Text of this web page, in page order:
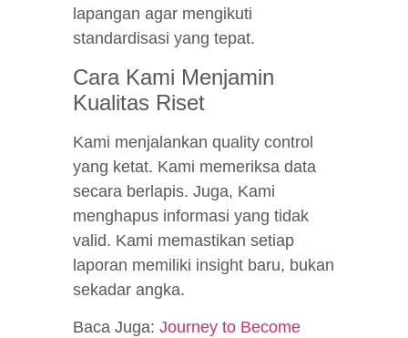
lapangan agar mengikuti
standardisasi yang tepat.
Cara Kami Menjamin
Kualitas Riset
Kami menjalankan quality control
yang ketat. Kami memeriksa data
secara berlapis. Juga, Kami
menghapus informasi yang tidak
valid. Kami memastikan setiap
laporan memiliki insight baru, bukan
sekadar angka.
Baca Juga: Journey to Become